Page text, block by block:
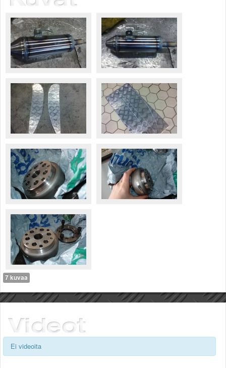
Säännöt ja ohjeet
Uudet ajoneuvot
Uudet kuvat
Uudet videot
Uudet kommentit
MYYDÄÄN
Ohjeet
Ajoneuvot
Osat
TIETOPANKKI
MP15 kuvia
MP14 kuvia
MP13 kuvia
ACS 2015 kuvia
Lisää uusi tapahtuma
SÄÄ
Valitse paikkakunta
Helsingin sää
Tampereen sää
Turun sää
Oulun sää
Kuopion sää
Rovaniemen sää
MUUT
VIP-jäsenyys
Paidat ja vaatteet
Suunnittele oma paita
7 kuvaa
Ei videoita